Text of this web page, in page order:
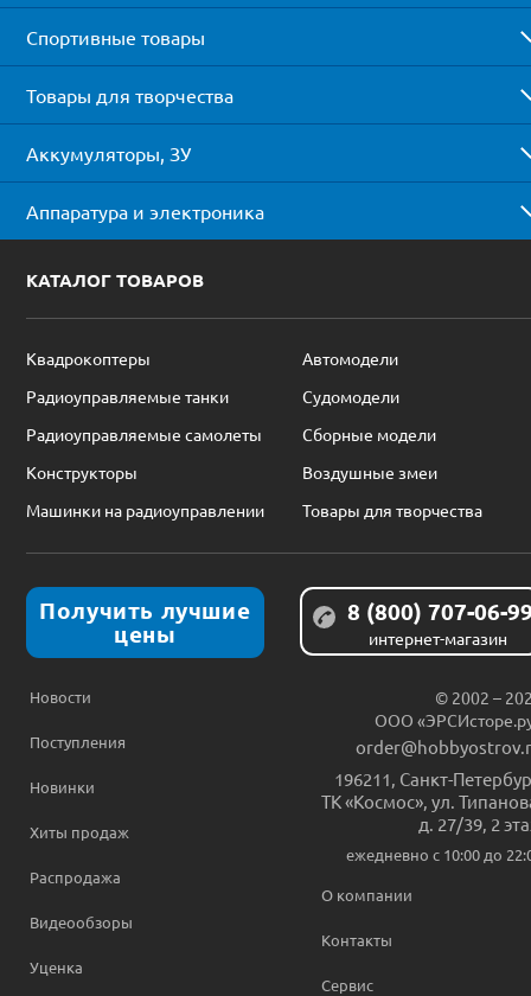
Спортивные товары
Товары для творчества
Аккумуляторы, ЗУ
Аппаратура и электроника
КАТАЛОГ ТОВАРОВ
Квадрокоптеры
Автомодели
Радиоуправляемые танки
Судомодели
Радиоуправляемые самолеты
Сборные модели
Конструкторы
Воздушные змеи
Машинки на радиоуправлении
Товары для творчества
Получить лучшие
цены
8 (800) 707-06-
интернет-магазин
Новости
Поступления
Новинки
Хиты продаж
Распродажа
Видеообзоры
Уценка
© 2002 –
ООО
196211, Санкт-
ТК «Космос», ул.
д. 27/39, 2
ежедневно c 10:00 до
О компании
Контакты
Сервис